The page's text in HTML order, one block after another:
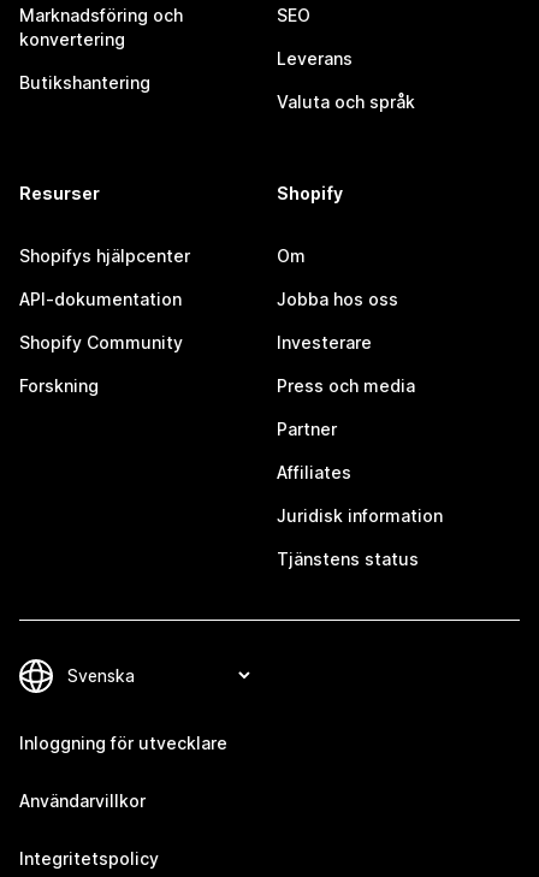
Marknadsföring och
konvertering
Butikshantering
SEO
Leverans
Valuta och språk
Resurser
Shopifys hjälpcenter
API-dokumentation
Shopify Community
Forskning
Shopify
Om
Jobba hos oss
Investerare
Press och media
Partner
Affiliates
Juridisk information
Tjänstens status
Inloggning för utvecklare
Användarvillkor
Integritetspolicy